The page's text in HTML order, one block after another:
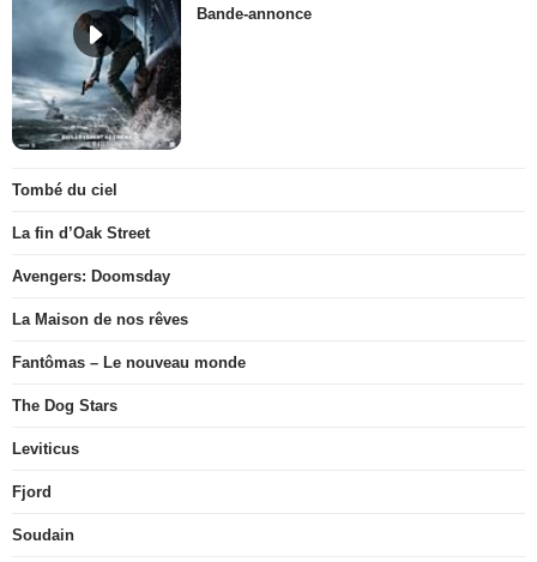
Bande-annonce
Tombé du ciel
La fin d’Oak Street
Avengers: Doomsday
La Maison de nos rêves
Fantômas – Le nouveau monde
The Dog Stars
Leviticus
Fjord
Soudain